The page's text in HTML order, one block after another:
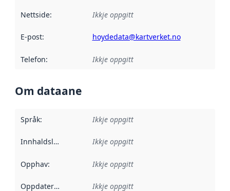
Nettside: Ikkje oppgitt
E-post: hoydedata@kartverket.no
Telefon: Ikkje oppgitt
Om dataane
Språk: Ikkje oppgitt
Innhaldsleverandørar :
Ikkje oppgitt
Opphav: Ikkje oppgitt
Oppdateringsfrekvens :
Ikkje oppgitt